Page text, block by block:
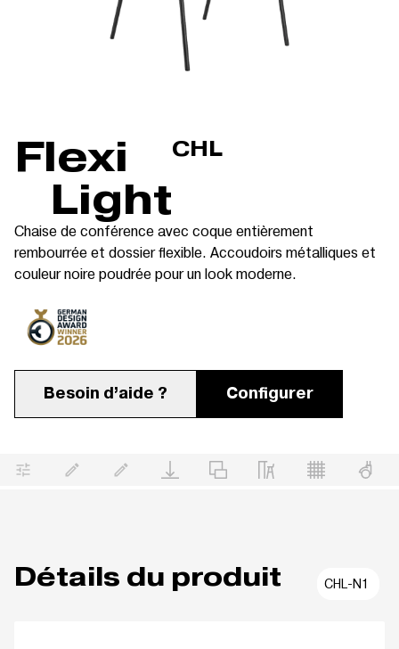
Flexi
Light
CHL
Chaise de conférence avec coque entièrement
rembourrée et dossier flexible. Accoudoirs métalliques et
couleur noire poudrée pour un look moderne.
Besoin d’aide ? Configurer
Détails du produit CHL-N1